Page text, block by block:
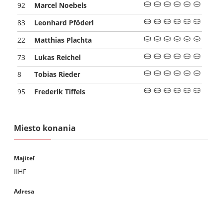
92 Marcel Noebels
83 Leonhard Pföderl
22 Matthias Plachta
73 Lukas Reichel
8 Tobias Rieder
95 Frederik Tiffels
Miesto konania
Majiteľ
IIHF
Adresa